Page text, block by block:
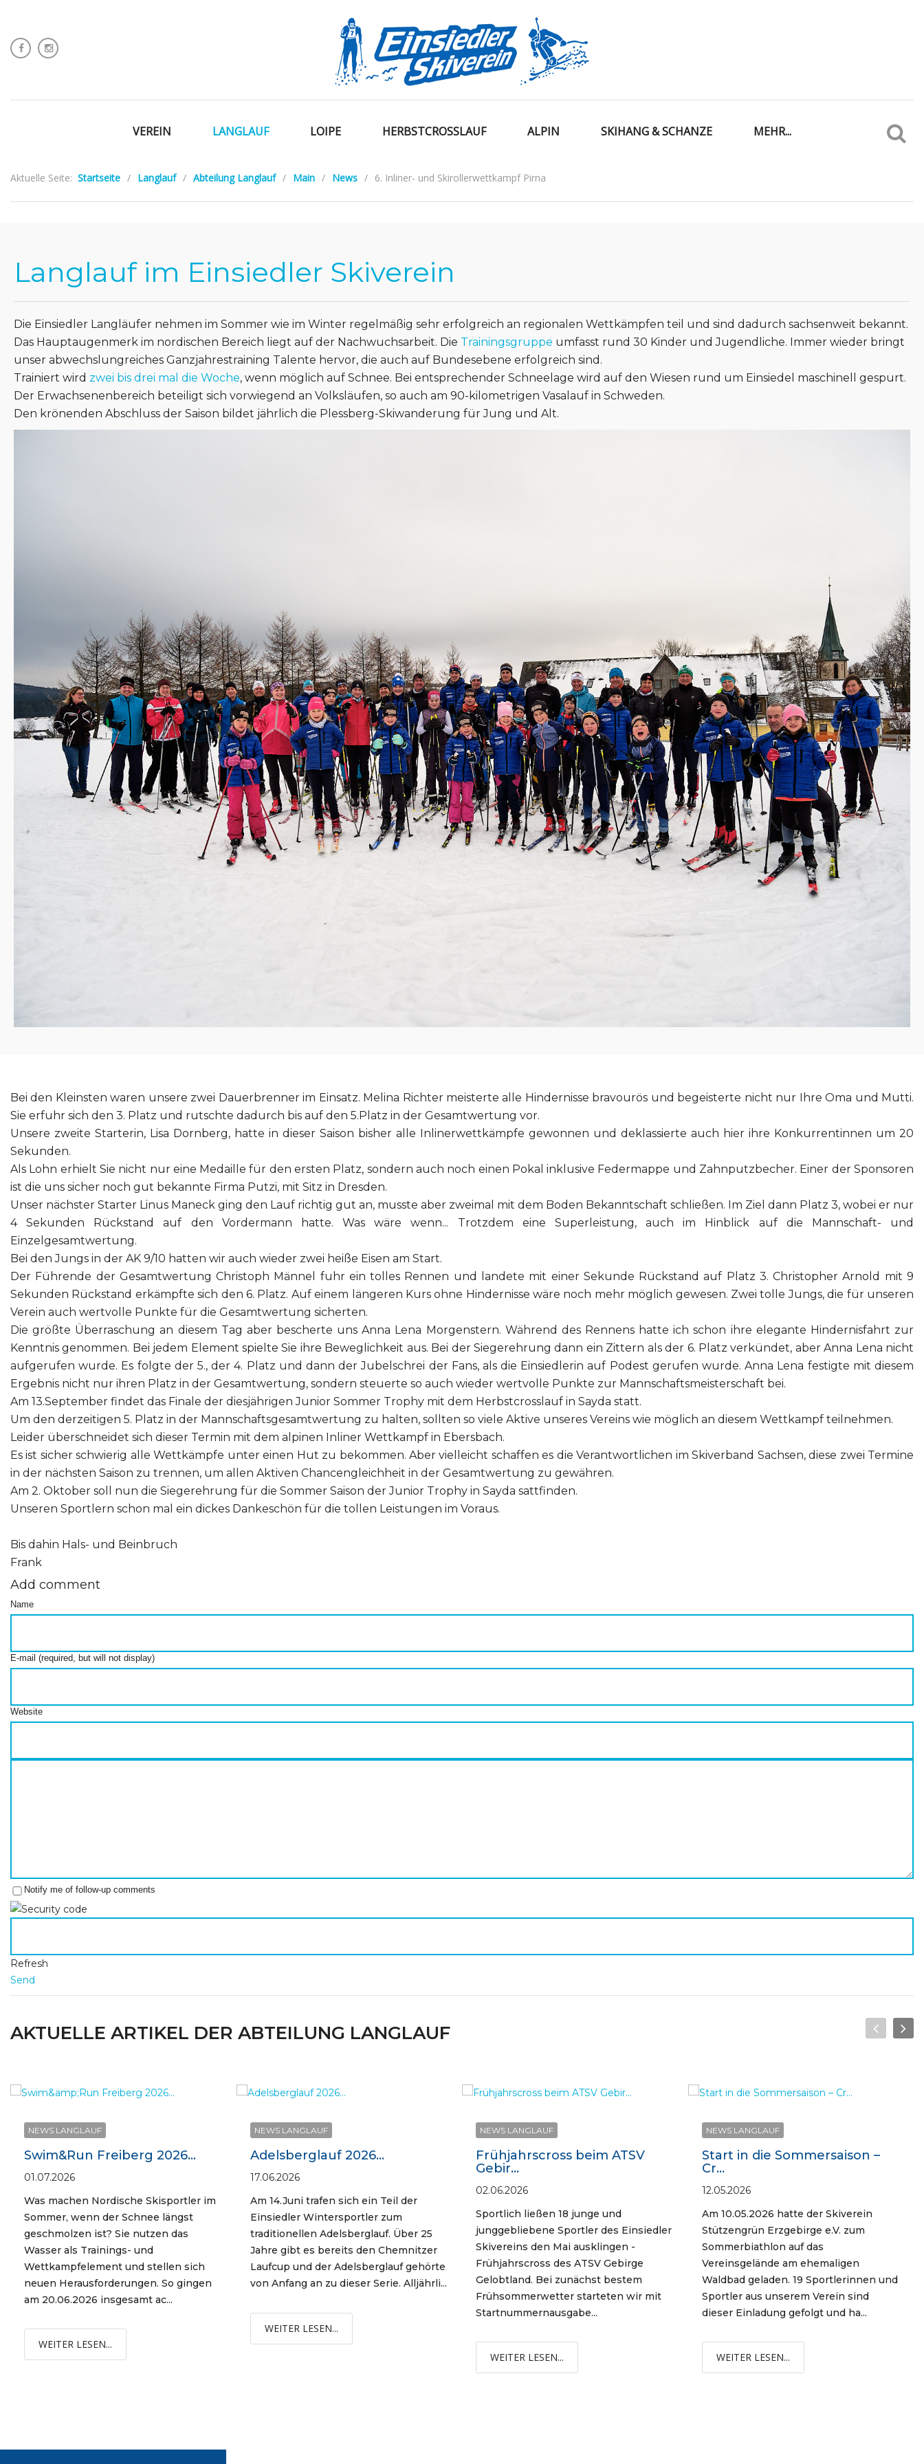
VEREIN LANGLAUF LOIPE HERBSTCROSSLAUF ALPIN SKIHANG & SCHANZE MEHR...
Aktuelle Seite: Startseite / Langlauf / Abteilung Langlauf / Main / News / 6. Inliner- und Skirollerwettkampf Pirna
Langlauf im Einsiedler Skiverein
Die Einsiedler Langläufer nehmen im Sommer wie im Winter regelmäßig sehr erfolgreich an regionalen Wettkämpfen teil und sind dadurch sachsenweit bekannt.
Das Hauptaugenmerk im nordischen Bereich liegt auf der Nachwuchsarbeit. Die Trainingsgruppe umfasst rund 30 Kinder und Jugendliche. Immer wieder bringt
unser abwechslungreiches Ganzjahrestraining Talente hervor, die auch auf Bundesebene erfolgreich sind.
Trainiert wird zwei bis drei mal die Woche, wenn möglich auf Schnee. Bei entsprechender Schneelage wird auf den Wiesen rund um Einsiedel maschinell gespurt.
Der Erwachsenenbereich beteiligt sich vorwiegend an Volksläufen, so auch am 90-kilometrigen Vasalauf in Schweden.
Den krönenden Abschluss der Saison bildet jährlich die Plessberg-Skiwanderung für Jung und Alt.
Bei den Kleinsten waren unsere zwei Dauerbrenner im Einsatz. Melina Richter meisterte alle Hindernisse bravourös und begeisterte nicht nur Ihre Oma und Mutti.
Sie erfuhr sich den 3. Platz und rutschte dadurch bis auf den 5.Platz in der Gesamtwertung vor.
Unsere zweite Starterin, Lisa Dornberg, hatte in dieser Saison bisher alle Inlinerwettkämpfe gewonnen und deklassierte auch hier ihre Konkurrentinnen um 20
Sekunden.
Als Lohn erhielt Sie nicht nur eine Medaille für den ersten Platz, sondern auch noch einen Pokal inklusive Federmappe und Zahnputzbecher. Einer der Sponsoren
ist die uns sicher noch gut bekannte Firma Putzi, mit Sitz in Dresden.
Unser nächster Starter Linus Maneck ging den Lauf richtig gut an, musste aber zweimal mit dem Boden Bekanntschaft schließen. Im Ziel dann Platz 3, wobei er nur
4 Sekunden Rückstand auf den Vordermann hatte. Was wäre wenn... Trotzdem eine Superleistung, auch im Hinblick auf die Mannschaft- und
Einzelgesamtwertung.
Bei den Jungs in der AK 9/10 hatten wir auch wieder zwei heiße Eisen am Start.
Der Führende der Gesamtwertung Christoph Männel fuhr ein tolles Rennen und landete mit einer Sekunde Rückstand auf Platz 3. Christopher Arnold mit 9
Sekunden Rückstand erkämpfte sich den 6. Platz. Auf einem längeren Kurs ohne Hindernisse wäre noch mehr möglich gewesen. Zwei tolle Jungs, die für unseren
Verein auch wertvolle Punkte für die Gesamtwertung sicherten.
Die größte Überraschung an diesem Tag aber bescherte uns Anna Lena Morgenstern. Während des Rennens hatte ich schon ihre elegante Hindernisfahrt zur
Kenntnis genommen. Bei jedem Element spielte Sie ihre Beweglichkeit aus. Bei der Siegerehrung dann ein Zittern als der 6. Platz verkündet, aber Anna Lena nicht
aufgerufen wurde. Es folgte der 5., der 4. Platz und dann der Jubelschrei der Fans, als die Einsiedlerin auf Podest gerufen wurde. Anna Lena festigte mit diesem
Ergebnis nicht nur ihren Platz in der Gesamtwertung, sondern steuerte so auch wieder wertvolle Punkte zur Mannschaftsmeisterschaft bei.
Am 13.September findet das Finale der diesjährigen Junior Sommer Trophy mit dem Herbstcrosslauf in Sayda statt.
Um den derzeitigen 5. Platz in der Mannschaftsgesamtwertung zu halten, sollten so viele Aktive unseres Vereins wie möglich an diesem Wettkampf teilnehmen.
Leider überschneidet sich dieser Termin mit dem alpinen Inliner Wettkampf in Ebersbach.
Es ist sicher schwierig alle Wettkämpfe unter einen Hut zu bekommen. Aber vielleicht schaffen es die Verantwortlichen im Skiverband Sachsen, diese zwei Termine
in der nächsten Saison zu trennen, um allen Aktiven Chancengleichheit in der Gesamtwertung zu gewähren.
Am 2. Oktober soll nun die Siegerehrung für die Sommer Saison der Junior Trophy in Sayda sattfinden.
Unseren Sportlern schon mal ein dickes Dankeschön für die tollen Leistungen im Voraus.
Bis dahin Hals- und Beinbruch
Frank
Add comment
Name
E-mail (required, but will not display)
Website
Notify me of follow-up comments
Refresh
Send
AKTUELLE ARTIKEL DER ABTEILUNG LANGLAUF
NEWS LANGLAUF
Swim&Run Freiberg 2026...
01.07.2026
Was machen Nordische Skisportler im
Sommer, wenn der Schnee längst
geschmolzen ist? Sie nutzen das
Wasser als Trainings- und
Wettkampfelement und stellen sich
neuen Herausforderungen. So gingen
am 20.06.2026 insgesamt ac...
WEITER LESEN...
NEWS LANGLAUF
Adelsberglauf 2026...
17.06.2026
Am 14.Juni trafen sich ein Teil der
Einsiedler Wintersportler zum
traditionellen Adelsberglauf. Über 25
Jahre gibt es bereits den Chemnitzer
Laufcup und der Adelsberglauf gehörte
von Anfang an zu dieser Serie. Alljährli...
WEITER LESEN...
NEWS LANGLAUF
Frühjahrscross beim ATSV
Gebir...
02.06.2026
Sportlich ließen 18 junge und
junggebliebene Sportler des Einsiedler
Skivereins den Mai ausklingen -
Frühjahrscross des ATSV Gebirge
Gelobtland. Bei zunächst bestem
Frühsommerwetter starteten wir mit
Startnummernausgabe...
WEITER LESEN...
NEWS LANGLAUF
Start in die Sommersaison –
Cr...
12.05.2026
Am 10.05.2026 hatte der Skiverein
Stützengrün Erzgebirge e.V. zum
Sommerbiathlon auf das
Vereinsgelände am ehemaligen
Waldbad geladen. 19 Sportlerinnen und
Sportler aus unserem Verein sind
dieser Einladung gefolgt und ha...
WEITER LESEN...